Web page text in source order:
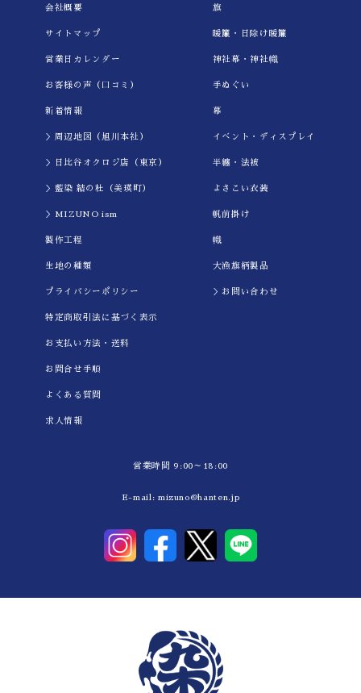
会社概要
サイトマップ
営業日カレンダー
お客様の声（口コミ）
新着情報
＞周辺地図（旭川本社）
＞日比谷オクロジ店（東京）
＞藍染 結の杜（美瑛町）
＞MIZUNO ism
製作工程
生地の種類
プライバシーポリシー
特定商取引法に基づく表示
お支払い方法・送料
お問合せ手順
よくある質問
求人情報
旗
暖簾・日除け暖簾
神社幕・神社幟
手ぬぐい
幕
イべント・ディスプレイ
半纏・法被
よさこい衣装
帆前掛け
幟
大漁旗柄製品
＞お問い合わせ
営業時間 9:00～18:00
E-mail: mizuno@hanten.jp